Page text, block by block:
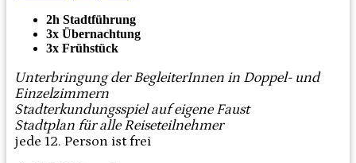
2h Stadtführung
3x Übernachtung
3x Frühstück
Unterbringung der BegleiterInnen in Doppel- und
Einzelzimmern
Stadterkundungsspiel auf eigene Faust
Stadtplan für alle Reiseteilnehmer
jede 12. Person ist frei